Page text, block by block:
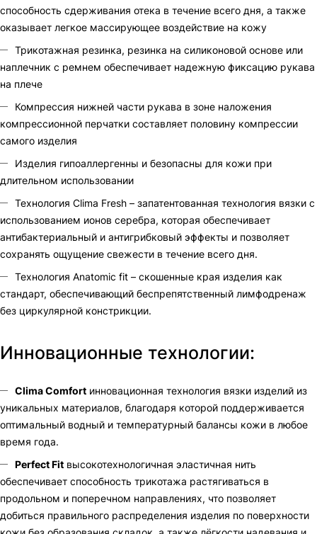
способность сдерживания отека в течение всего дня, а также
оказывает легкое массирующее воздействие на кожу
Трикотажная резинка, резинка на силиконовой основе или
наплечник с ремнем обеспечивает надежную фиксацию рукава
на плече
Компрессия нижней части рукава в зоне наложения
компрессионной перчатки составляет половину компрессии
самого изделия
Изделия гипоаллергенны и безопасны для кожи при
длительном использовании
Технология Clima Fresh – запатентованная технология вязки с
использованием ионов серебра, которая обеспечивает
антибактериальный и антигрибковый эффекты и позволяет
сохранять ощущение свежести в течение всего дня.
Технология Anatomic fit – скошенные края изделия как
стандарт, обеспечивающий беспрепятственный лимфодренаж
без циркулярной констрикции.
Инновационные технологии:
Clima Comfort инновационная технология вязки изделий из
уникальных материалов, благодаря которой поддерживается
оптимальный водный и температурный балансы кожи в любое
время года.
Perfect Fit высокотехнологичная эластичная нить
обеспечивает способность трикотажа растягиваться в
продольном и поперечном направлениях, что позволяет
добиться правильного распределения изделия по поверхности